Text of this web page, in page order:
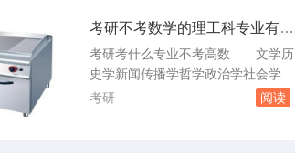
太多自己都会搞不清楚，准确的。如
果你在酒吧里做HR，那么合同、身
份证复印件、个人信息或是求职信息
表、健康证、居住证复印件防有不良
考研不考数学的理工科专业有哪
些
考研考什么专业不考高数 文学历
史学新闻传播学哲学政治学社会学民
族学马克思主义理论理科里也有30
考研 阅读